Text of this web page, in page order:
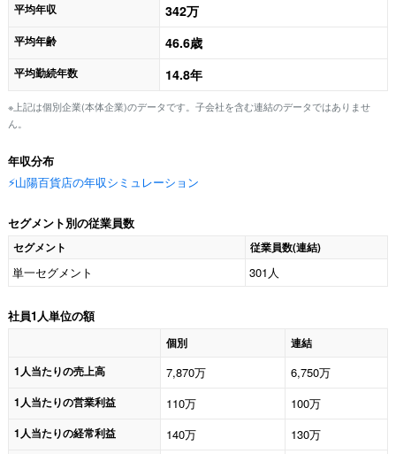
平均年収 342万
平均年齢 46.6歳
平均勤続年数 14.8年
※上記は個別企業(本体企業)のデータです。子会社を含む連結のデータではありませ
ん。
年収分布
⚡️山陽百貨店の年収シミュレーション
セグメント別の従業員数
セグメント 従業員数(連結)
単一セグメント 301人
社員1人単位の額
個別
連結
1人当たりの売上高
7,870万 6,750万
1人当たりの営業利益 110万 100万
1人当たりの経常利益 140万 130万